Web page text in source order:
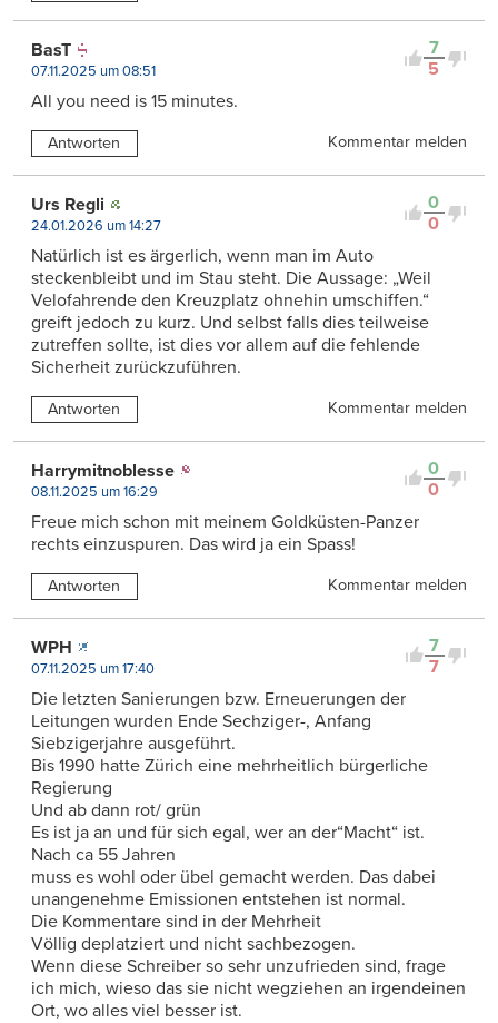
7
5
BasT
07.11.2025 um 08:51
All you need is 15 minutes.
Antworten Kommentar melden
0
0
Urs Regli
24.01.2026 um 14:27
Natürlich ist es ärgerlich, wenn man im Auto
steckenbleibt und im Stau steht. Die Aussage: „Weil
Velofahrende den Kreuzplatz ohnehin umschiffen.“
greift jedoch zu kurz. Und selbst falls dies teilweise
zutreffen sollte, ist dies vor allem auf die fehlende
Sicherheit zurückzuführen.
Antworten Kommentar melden
0
0
Harrymitnoblesse
08.11.2025 um 16:29
Freue mich schon mit meinem Goldküsten-Panzer
rechts einzuspuren. Das wird ja ein Spass!
Antworten Kommentar melden
7
7
WPH
07.11.2025 um 17:40
Die letzten Sanierungen bzw. Erneuerungen der
Leitungen wurden Ende Sechziger-, Anfang
Siebzigerjahre ausgeführt.
Bis 1990 hatte Zürich eine mehrheitlich bürgerliche
Regierung
Und ab dann rot/ grün
Es ist ja an und für sich egal, wer an der“Macht“ ist.
Nach ca 55 Jahren
muss es wohl oder übel gemacht werden. Das dabei
unangenehme Emissionen entstehen ist normal.
Die Kommentare sind in der Mehrheit
Völlig deplatziert und nicht sachbezogen.
Wenn diese Schreiber so sehr unzufrieden sind, frage
ich mich, wieso das sie nicht wegziehen an irgendeinen
Ort, wo alles viel besser ist.